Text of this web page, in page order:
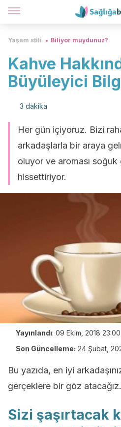
Yaşam stili Biliyor muydunuz?
Kahve
Büyüleyici
3 dakika
Her gün içiyoruz. Bizi
arkadaşlarla bir araya
oluyor ve aroması
hissettiriyor.
Yayınlandı: 09 Ekim, 2018 23:00
Son Güncelleme: 24 Şubat,
Bu yazıda, en iyi
gerçeklere bir göz atacağız.
Sizi şaşırtacak